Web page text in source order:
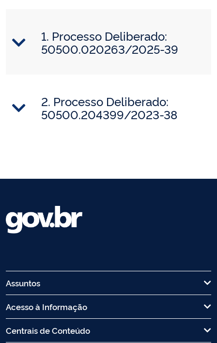
1. Processo Deliberado:
50500.020263/2025-39
2. Processo Deliberado:
50500.204399/2023-38
Assuntos
Acesso à Informação
Centrais de Conteúdo